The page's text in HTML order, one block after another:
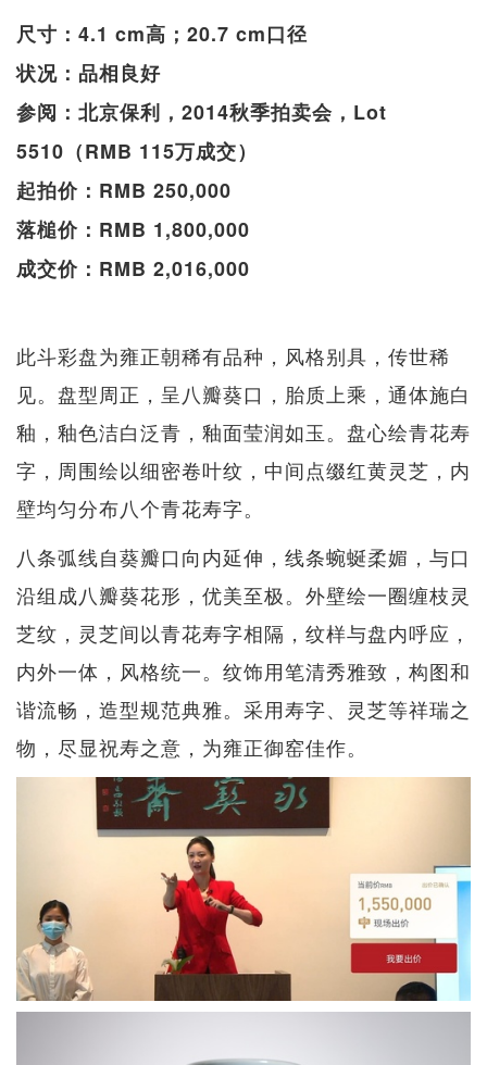
尺寸：4.1 cm高；20.7 cm口径
状况：品相良好
参阅：北京保利，2014秋季拍卖会，Lot
5510（RMB 115万成交）
起拍价：RMB 250,000
落槌价：RMB 1,800,000
成交价：RMB 2,016,000
此斗彩盘为雍正朝稀有品种，风格别具，传世稀
见。盘型周正，呈八瓣葵口，胎质上乘，通体施白
釉，釉色洁白泛青，釉面莹润如玉。盘心绘青花寿
字，周围绘以细密卷叶纹，中间点缀红黄灵芝，内
壁均匀分布八个青花寿字。
八条弧线自葵瓣口向内延伸，线条蜿蜒柔媚，与口
沿组成八瓣葵花形，优美至极。外壁绘一圈缠枝灵
芝纹，灵芝间以青花寿字相隔，纹样与盘内呼应，
内外一体，风格统一。纹饰用笔清秀雅致，构图和
谐流畅，造型规范典雅。采用寿字、灵芝等祥瑞之
物，尽显祝寿之意，为雍正御窑佳作。